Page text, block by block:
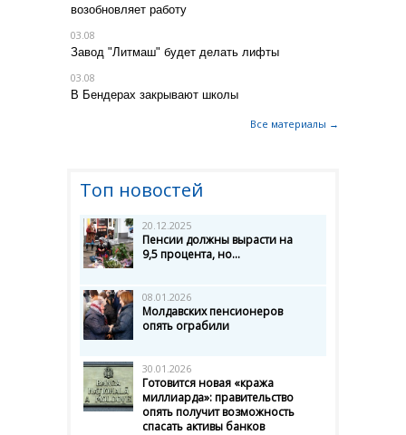
возобновляет работу
03.08
Завод "Литмаш" будет делать лифты
03.08
В Бендерах закрывают школы
Все материалы →
Топ новостей
20.12.2025
Пенсии должны вырасти на
9,5 процента, но...
08.01.2026
Молдавских пенсионеров
опять ограбили
30.01.2026
Готовится новая «кража
миллиарда»: правительство
опять получит возможность
спасать активы банков